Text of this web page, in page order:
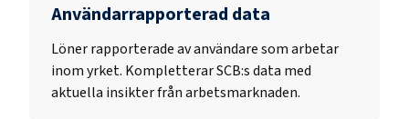
Användarrapporterad data
Löner rapporterade av användare som arbetar
inom yrket. Kompletterar SCB:s data med
aktuella insikter från arbetsmarknaden.